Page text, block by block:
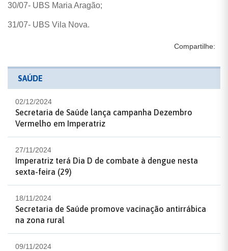
30/07- UBS Maria Aragão;
31/07- UBS Vila Nova.
Compartilhe:
SAÚDE
02/12/2024
Secretaria de Saúde lança campanha Dezembro
Vermelho em Imperatriz
27/11/2024
Imperatriz terá Dia D de combate à dengue nesta
sexta-feira (29)
18/11/2024
Secretaria de Saúde promove vacinação antirrábica
na zona rural
09/11/2024